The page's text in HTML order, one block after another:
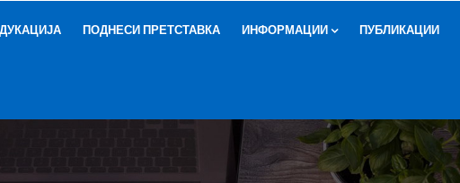
ПОДНЕСИ ПРЕТСТАВКА ИНФОРМАЦИИ ПУБЛИКАЦИИ